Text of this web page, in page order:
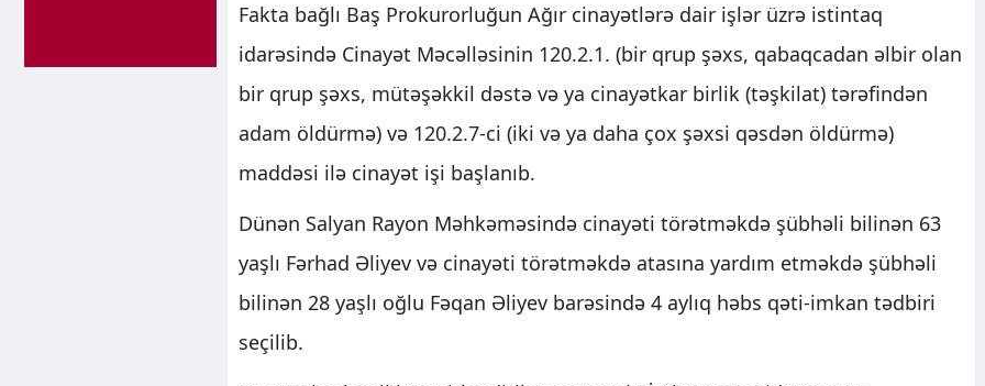
Fakta bağlı Baş Prokurorluğun Ağır cinayətlərə dair işlər üzrə istintaq
idarəsində Cinayət Məcəlləsinin 120.2.1. (bir qrup şəxs, qabaqcadan əlbir olan
bir qrup şəxs, mütəşəkkil dəstə və ya cinayətkar birlik (təşkilat) tərəfindən
adam öldürmə) və 120.2.7-ci (iki və ya daha çox şəxsi qəsdən öldürmə)
maddəsi ilə cinayət işi başlanıb.
Dünən Salyan Rayon Məhkəməsində cinayəti törətməkdə şübhəli bilinən 63
yaşlı Fərhad Əliyev və cinayəti törətməkdə atasına yardım etməkdə şübhəli
bilinən 28 yaşlı oğlu Fəqan Əliyev barəsində 4 aylıq həbs qəti-imkan tədbiri
seçilib.